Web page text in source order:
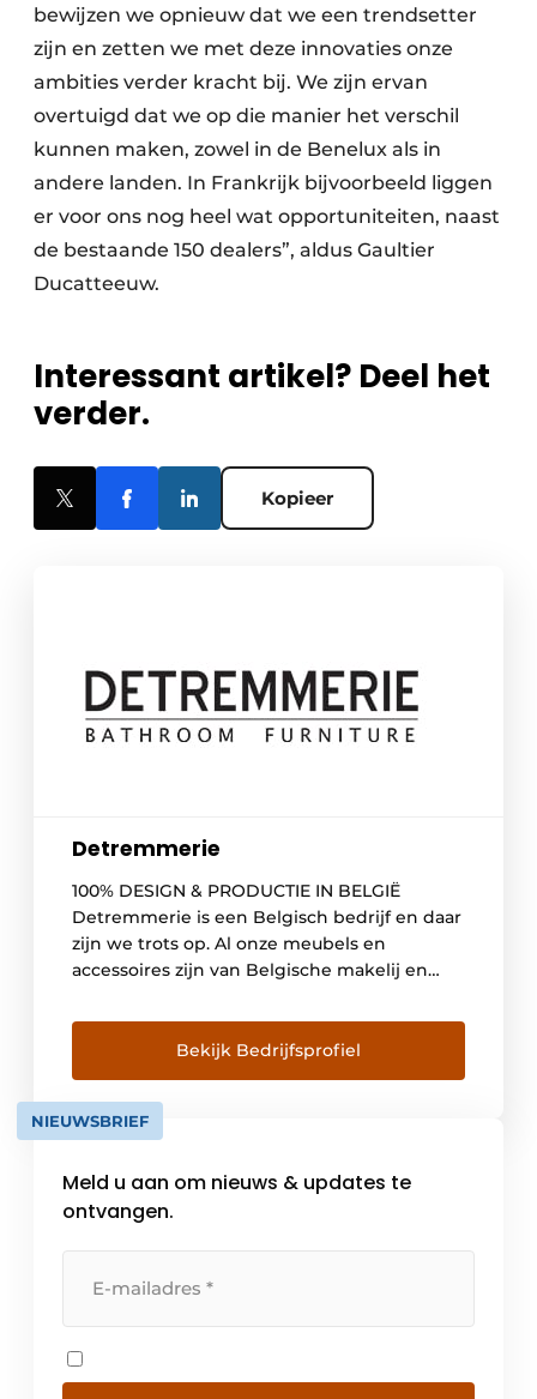
bewijzen we opnieuw dat we een trendsetter
zijn en zetten we met deze innovaties onze
ambities verder kracht bij. We zijn ervan
overtuigd dat we op die manier het verschil
kunnen maken, zowel in de Benelux als in
andere landen. In Frankrijk bijvoorbeeld liggen
er voor ons nog heel wat opportuniteiten, naast
de bestaande 150 dealers”, aldus Gaultier
Ducatteeuw.
Interessant artikel? Deel het
verder.
Kopieer
Detremmerie
100% DESIGN & PRODUCTIE IN BELGIË
Detremmerie is een Belgisch bedrijf en daar
zijn we trots op. Al onze meubels en
accessoires zijn van Belgische makelij en
passie voor het product afgewerkt.
Met meer dan 400 verdelers is Detremmerie
een gerenommeerde naam in de wereld
van badkamermeubels in de Benelux en
Frankrijk. Ook […]
Bekijk Bedrijfsprofiel
NIEUWSBRIEF
Meld u aan om nieuws & updates te
ontvangen.